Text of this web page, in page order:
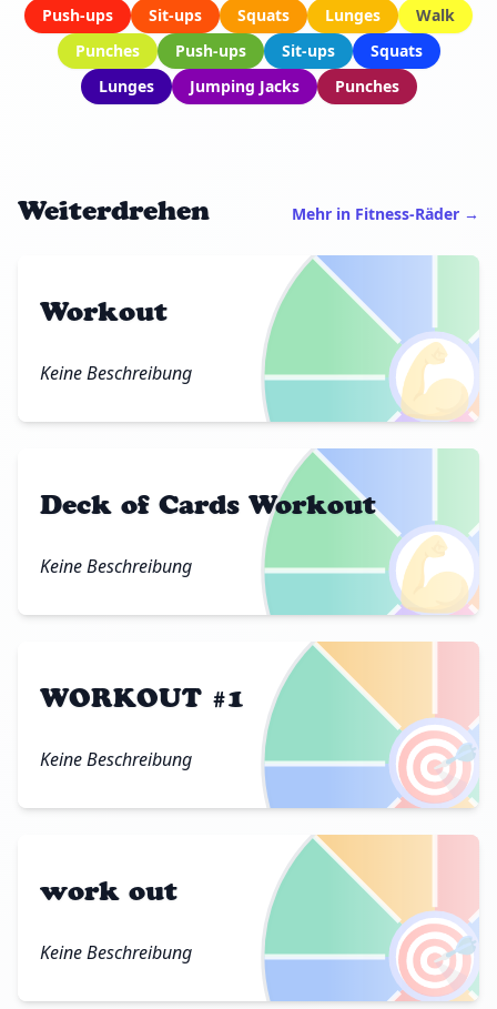
Push-ups Sit-ups Squats Lunges
Walk
Punches
Push-ups Sit-ups
Squats
Lunges
Jumping Jacks Punches
Weiterdrehen Mehr in Fitness-Räder →
💪
Workout
Keine Beschreibung
💪
Deck of Cards Workout
Keine Beschreibung
🎯
WORKOUT #1
Keine Beschreibung
🎯
work out
Keine Beschreibung